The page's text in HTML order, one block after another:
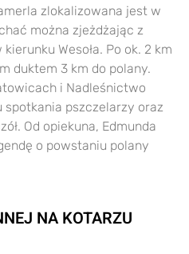
zlokalizowana jest w
można zjeżdżając z
Wesoła. Po ok. 2 km
duktem 3 km do polany.
i Nadleśnictwo
spotkania pszczelarzy oraz
Od opiekuna, Edmunda
o powstaniu polany
NA KOTARZU